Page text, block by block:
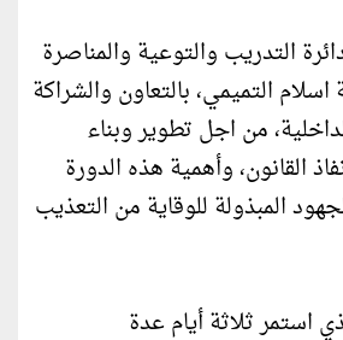
التدريب والتوعية والمناصرة
التميمي، بالتعاون والشراكة
من اجل تطوير وبناء
القانون، وأهمية هذه الدورة
المبذولة للوقاية من التعذيب
استمر ثلاثة أيام عدة